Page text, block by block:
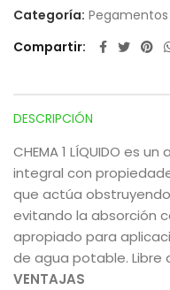
Categoría:
Compartir
DESCRIPCIÓN
CHEMA 1 LÍQUIDO es
integral con
que actúa
evitando la absorción
apropiado para
de agua potable. Libre
VENTAJAS